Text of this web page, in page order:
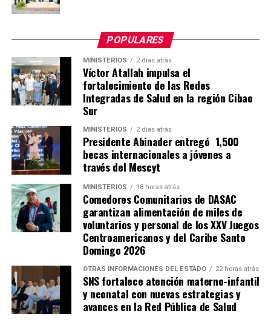
POPULARES
MINISTERIOS 2 días atrás
Víctor Atallah impulsa el
fortalecimiento de las Redes
Integradas de Salud en la región Cibao
Sur
MINISTERIOS 2 días atrás
Presidente Abinader entregó 1,500
becas internacionales a jóvenes a
través del Mescyt
MINISTERIOS 18 horas atrás
Comedores Comunitarios de DASAC
garantizan alimentación de miles de
voluntarios y personal de los XXV Juegos
Centroamericanos y del Caribe Santo
Domingo 2026
OTRAS INFORMACIONES DEL ESTADO 22 horas atrás
SNS fortalece atención materno-infantil
y neonatal con nuevas estrategias y
avances en la Red Pública de Salud